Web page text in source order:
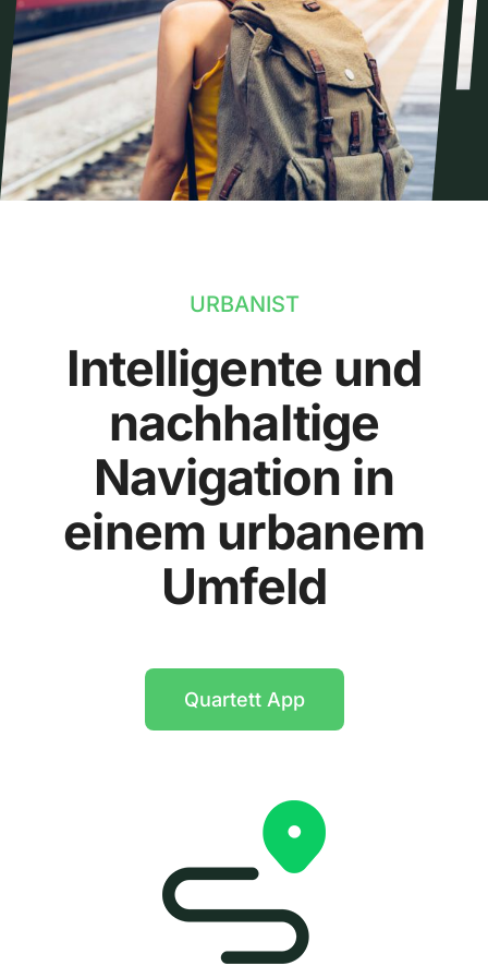
URBANIST
Intelligente und
nachhaltige
Navigation in
einem urbanem
Umfeld
Quartett App